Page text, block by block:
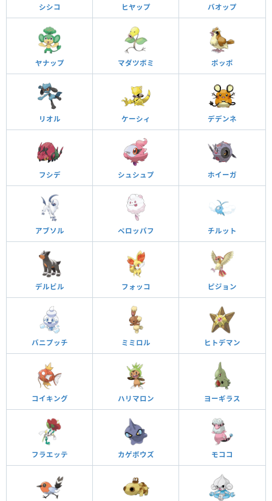
シシコ ヒヤップ バオップ
ヤナップ マダツボミ ポッポ
リオル ケーシィ デデンネ
フシデ シュシュプ ホイーガ
アブソル ペロッパフ チルット
デルビル フォッコ ピジョン
バニプッチ ミミロル ヒトデマン
コイキング ハリマロン ヨーギラス
フラエッテ カゲボウズ モココ